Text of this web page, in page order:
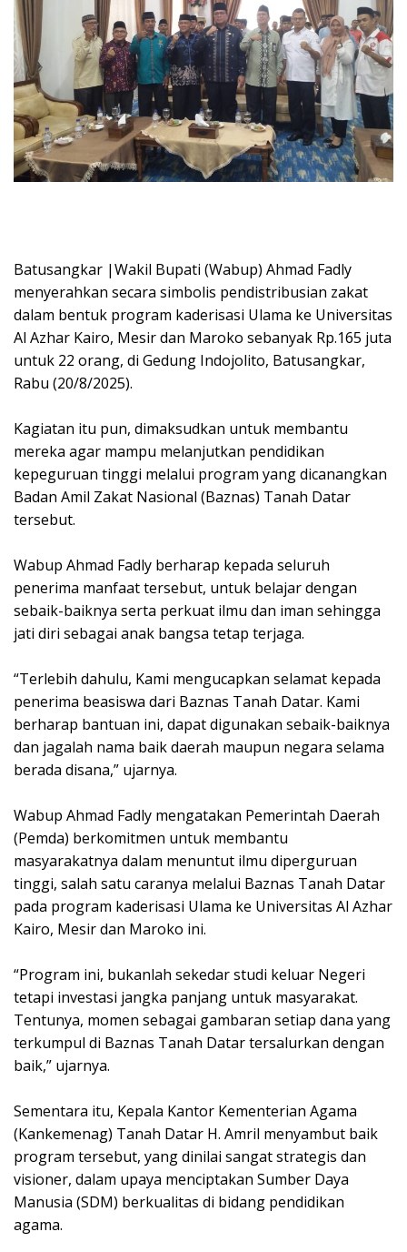
Batusangkar |Wakil Bupati (Wabup) Ahmad Fadly
menyerahkan secara simbolis pendistribusian zakat
dalam bentuk program kaderisasi Ulama ke Universitas
Al Azhar Kairo, Mesir dan Maroko sebanyak Rp.165 juta
untuk 22 orang, di Gedung Indojolito, Batusangkar,
Rabu (20/8/2025).
Kagiatan itu pun, dimaksudkan untuk membantu
mereka agar mampu melanjutkan pendidikan
kepeguruan tinggi melalui program yang dicanangkan
Badan Amil Zakat Nasional (Baznas) Tanah Datar
tersebut.
Wabup Ahmad Fadly berharap kepada seluruh
penerima manfaat tersebut, untuk belajar dengan
sebaik-baiknya serta perkuat ilmu dan iman sehingga
jati diri sebagai anak bangsa tetap terjaga.
“Terlebih dahulu, Kami mengucapkan selamat kepada
penerima beasiswa dari Baznas Tanah Datar. Kami
berharap bantuan ini, dapat digunakan sebaik-baiknya
dan jagalah nama baik daerah maupun negara selama
berada disana,” ujarnya.
Wabup Ahmad Fadly mengatakan Pemerintah Daerah
(Pemda) berkomitmen untuk membantu
masyarakatnya dalam menuntut ilmu diperguruan
tinggi, salah satu caranya melalui Baznas Tanah Datar
pada program kaderisasi Ulama ke Universitas Al Azhar
Kairo, Mesir dan Maroko ini.
“Program ini, bukanlah sekedar studi keluar Negeri
tetapi investasi jangka panjang untuk masyarakat.
Tentunya, momen sebagai gambaran setiap dana yang
terkumpul di Baznas Tanah Datar tersalurkan dengan
baik,” ujarnya.
Sementara itu, Kepala Kantor Kementerian Agama
(Kankemenag) Tanah Datar H. Amril menyambut baik
program tersebut, yang dinilai sangat strategis dan
visioner, dalam upaya menciptakan Sumber Daya
Manusia (SDM) berkualitas di bidang pendidikan
agama.